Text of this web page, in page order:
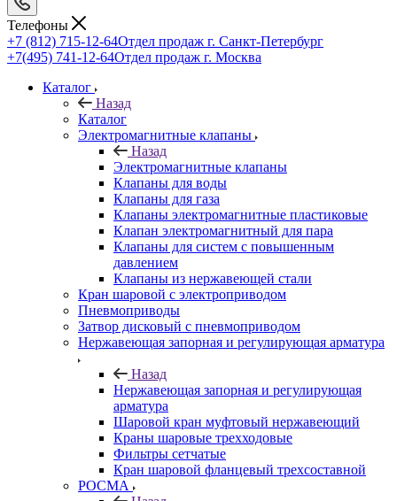
Телефоны
+7 (812) 715-12-64Отдел продаж г. Санкт-Петербург
+7(495) 741-12-64Отдел продаж г. Москва
Каталог
Назад
Каталог
Электромагнитные клапаны
Назад
Электромагнитные клапаны
Клапаны для воды
Клапаны для газа
Клапаны электромагнитные пластиковые
Клапан электромагнитный для пара
Клапаны для систем с повышенным
давлением
Клапаны из нержавеющей стали
Кран шаровой с электроприводом
Пневмоприводы
Затвор дисковый с пневмоприводом
Нержавеющая запорная и регулирующая арматура
Назад
Нержавеющая запорная и регулирующая
арматура
Шаровой кран муфтовый нержавеющий
Краны шаровые трехходовые
Фильтры сетчатые
Кран шаровой фланцевый трехсоставной
РОСМА